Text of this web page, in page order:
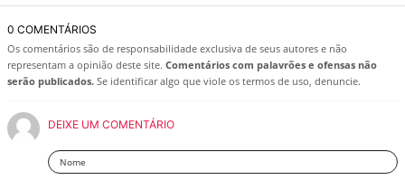
0 COMENTÁRIOS
Os comentários são de responsabilidade exclusiva de seus autores e não
representam a opinião deste site. Comentários com palavrões e ofensas não
serão publicados. Se identificar algo que viole os termos de uso, denuncie.
DEIXE UM COMENTÁRIO
Nome